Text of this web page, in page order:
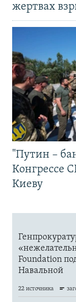
жертвах
"Путин –
Конгрессе
Киеву